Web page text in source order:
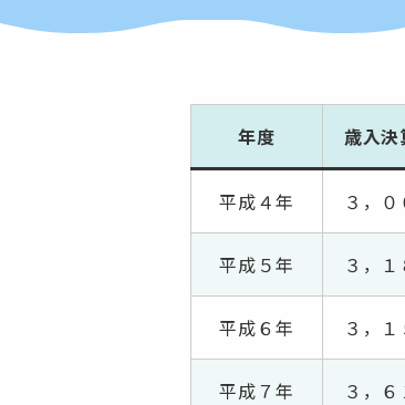
年度 歳入決
平成４年 ３，
平成５年 ３，
平成６年 ３，
平成７年 ３，